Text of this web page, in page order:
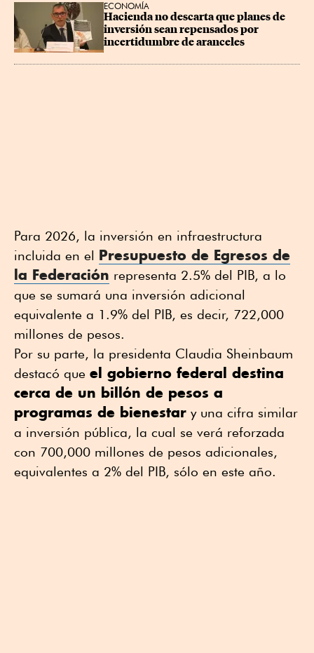
ECONOMÍA
Hacienda no descarta que planes de
inversión sean repensados por
incertidumbre de aranceles
Para 2026, la inversión en infraestructura
incluida en el Presupuesto de Egresos de
la Federación representa 2.5% del PIB, a lo
que se sumará una inversión adicional
equivalente a 1.9% del PIB, es decir, 722,000
millones de pesos.
Por su parte, la presidenta Claudia Sheinbaum
destacó que el gobierno federal destina
cerca de un billón de pesos a
programas de bienestar y una cifra similar
a inversión pública, la cual se verá reforzada
con 700,000 millones de pesos adicionales,
equivalentes a 2% del PIB, sólo en este año.